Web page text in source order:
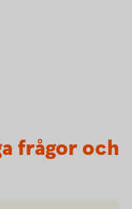
frågor och